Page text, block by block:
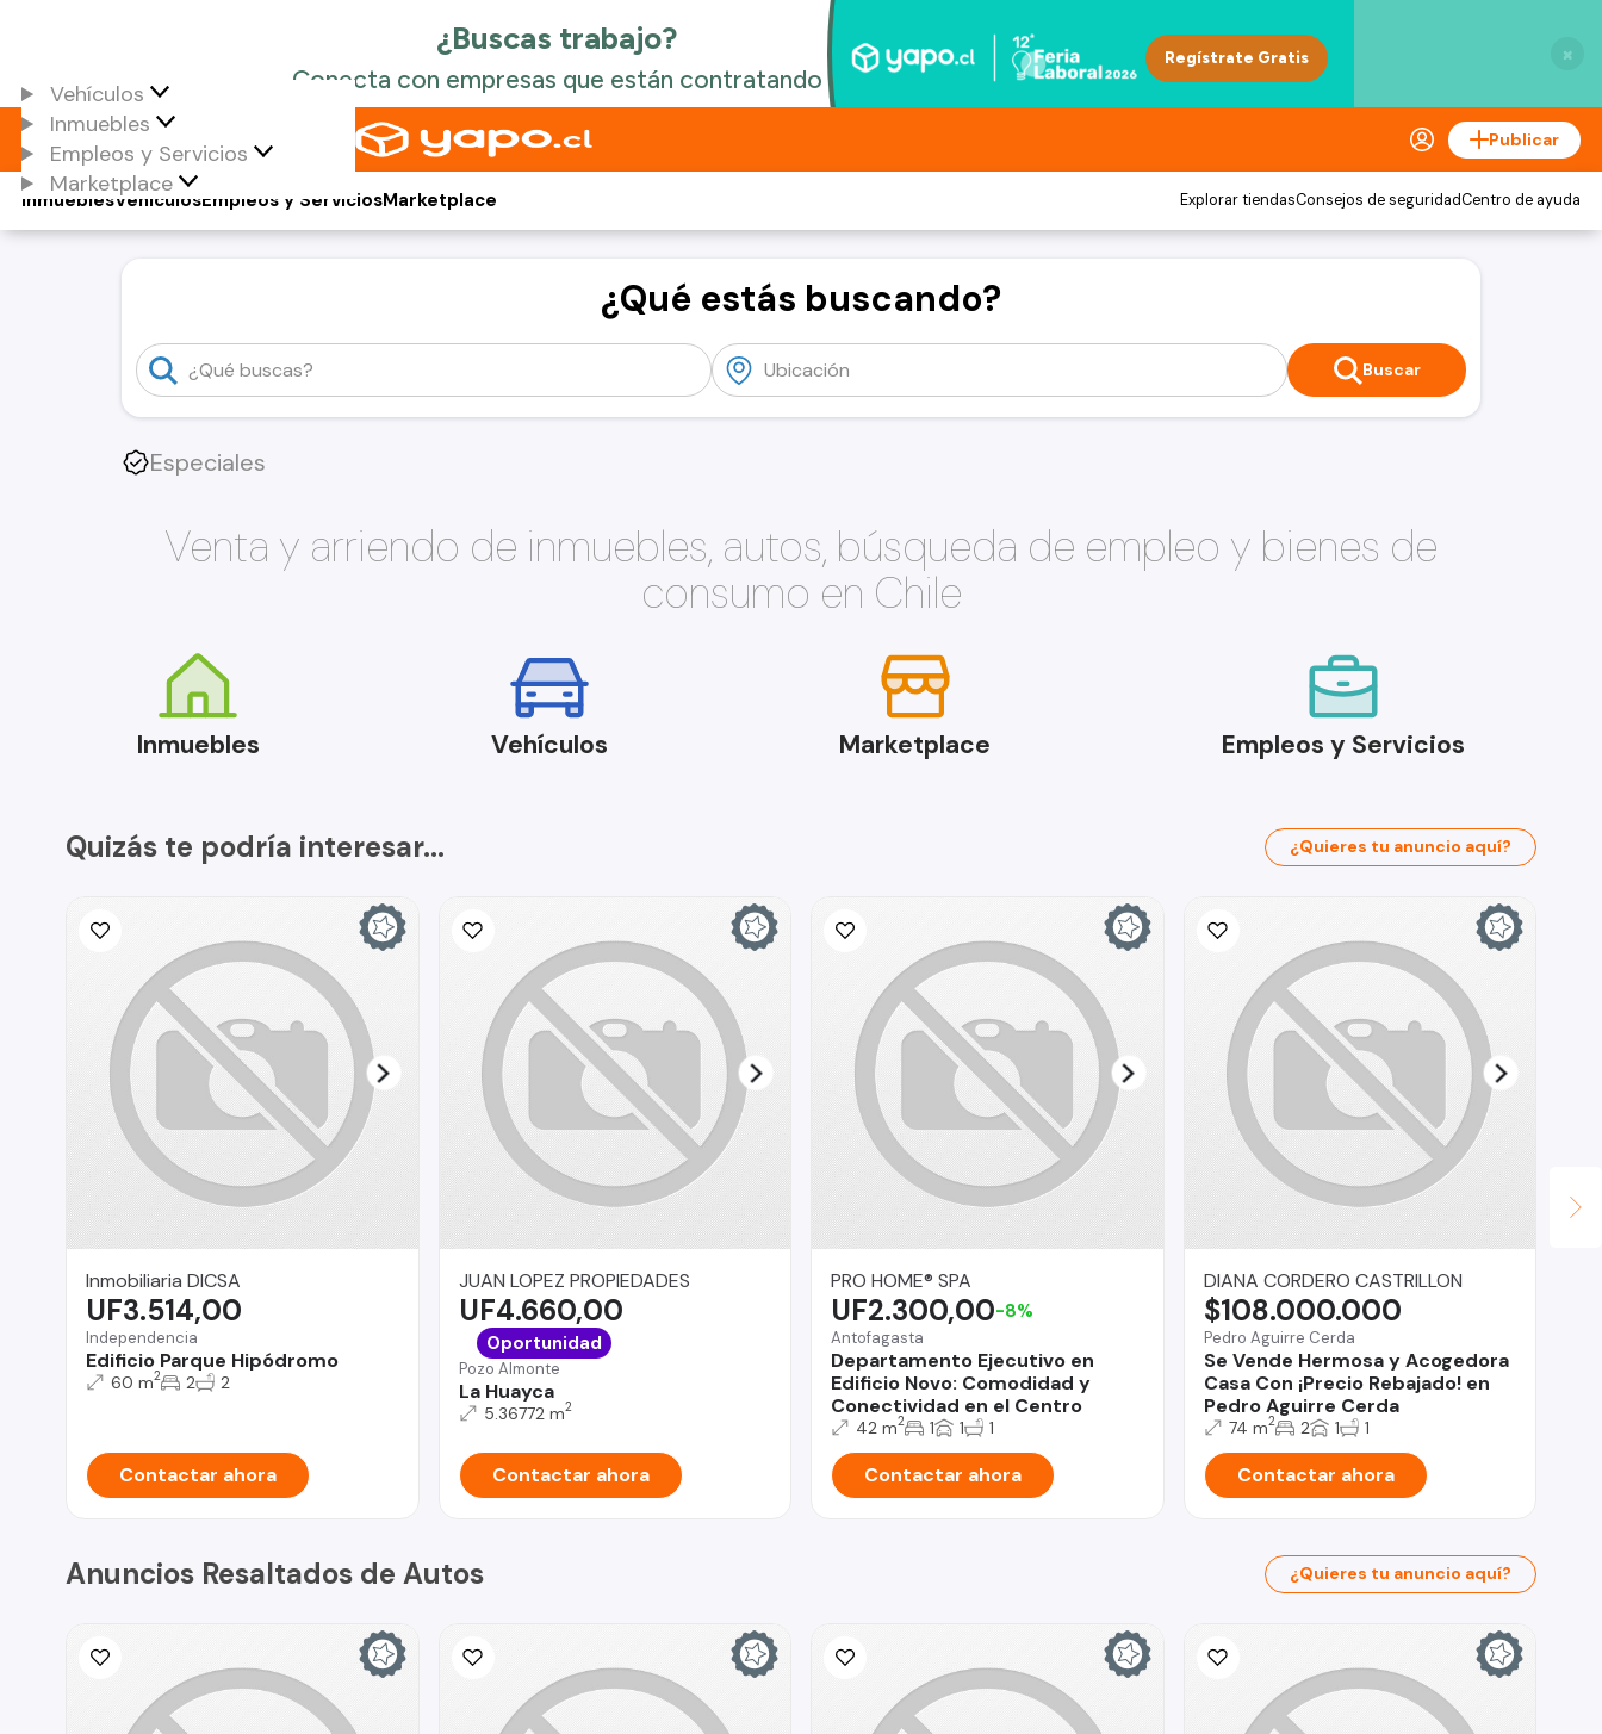
×
Vehículos
Inmuebles
Empleos y Servicios
Marketplace
Publicar
Vehículos
Inmuebles Empleos y ServiciosMarketplace Explorar tiendasConsejos de seguridadCentro de ayuda
¿Qué estás buscando?
Buscar
Especiales
Venta y arriendo de inmuebles, autos, búsqueda de empleo y bienes de
consumo en Chile
Inmuebles Vehículos Marketplace Empleos y Servicios
Quizás te podría interesar... ¿Quieres tu anuncio aquí?
Inmobiliaria DICSA
Independencia
Edificio Parque Hipódromo
UF3.514,00
60 m2 2 2
Contactar ahora
JUAN LOPEZ PROPIEDADES
Pozo Almonte
La Huayca
UF4.660,00
Oportunidad
5.36772 m2
Contactar ahora
PRO HOME® SPA
Antofagasta
Departamento Ejecutivo en
Edificio Novo: Comodidad y
Conectividad en el Centro
UF2.300,00-8%
42 m2 1 1 1
Contactar ahora
DIANA CORDERO CASTRILLON
Pedro Aguirre Cerda
Se Vende Hermosa y Acogedora
Casa Con ¡Precio Rebajado! en
Pedro Aguirre Cerda
$108.000.000
74 m2 2 1 1
Contactar ahora
Anuncios Resaltados de Autos ¿Quieres tu anuncio aquí?